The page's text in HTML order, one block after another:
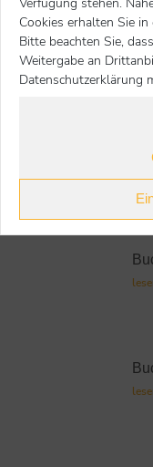
Cookies erhalten Sie
Bitte beachten Sie,
Weitergabe an
Datenschutzerklärung
Weitere